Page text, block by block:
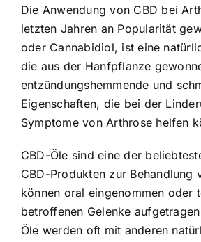
Die Anwendung von CBD bei
letzten Jahren an Popularität
oder Cannabidiol, ist eine
die aus der Hanfpflanze
entzündungshemmende und
Eigenschaften, die bei der
Symptome von Arthrose helfen
CBD-Öle sind eine der
CBD-Produkten zur Behandlung
können oral eingenommen oder
betroffenen Gelenke
Öle werden oft mit anderen